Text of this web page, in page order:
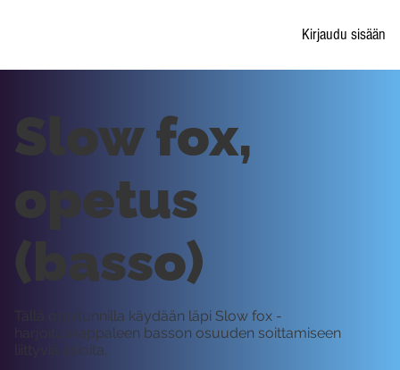
Kirjaudu sisään
Slow fox,
opetus
(basso)
Tällä oppitunnilla käydään läpi Slow fox -
harjoituskappaleen basson osuuden soittamiseen
liittyviä asioita.